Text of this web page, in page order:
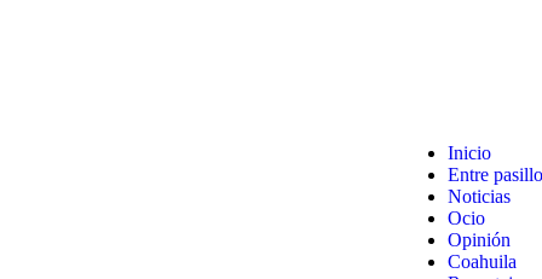
Inicio
Entre
Noticias
Ocio
Opinión
Coahuila